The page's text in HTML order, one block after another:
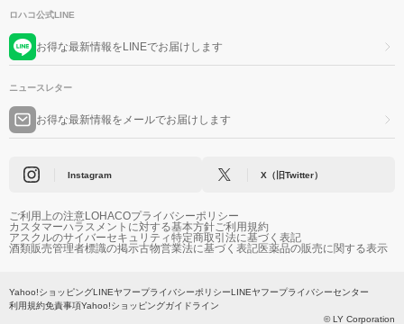
ロハコ公式LINE
お得な最新情報をLINEでお届けします
ニュースレター
お得な最新情報をメールでお届けします
Instagram X（旧Twitter）
ご利用上の注意LOHACOプライバシーポリシー
カスタマーハラスメントに対する基本方針ご利用規約
アスクルのサイバーセキュリティ特定商取引法に基づく表記
酒類販売管理者標識の掲示古物営業法に基づく表記医薬品の販売に関する表示
Yahoo!ショッピングLINEヤフープライバシーポリシーLINEヤフープライバシーセンター
利用規約免責事項Yahoo!ショッピングガイドライン
© LY Corporation